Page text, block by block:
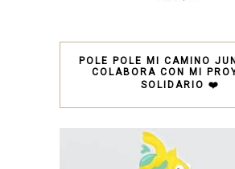
POLE POLE MI CAMINO
COLABORA CON MI
SOLIDARIO ❤️